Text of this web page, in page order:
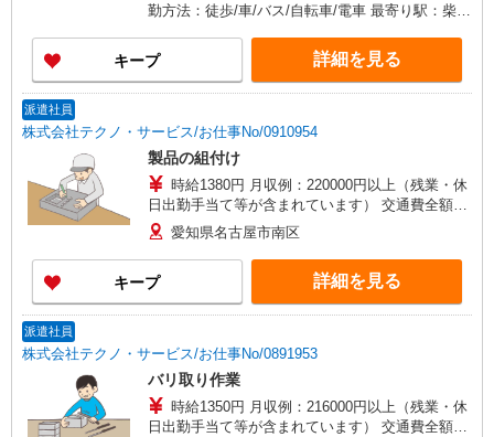
勤方法：徒歩/車/バス/自転車/電車 最寄り駅：柴田
利用OK
キープ 詳細を見る
派遣社員
株式会社テクノ・サービス/お仕事No/0910954
製品の組付け
時給1380円 月収例：220000円以上（残業・休
日出勤手当て等が含まれています） 交通費全額支
給 愛知県名古屋市南区
キープ 詳細を見る
派遣社員
株式会社テクノ・サービス/お仕事No/0891953
バリ取り作業
時給1350円 月収例：216000円以上（残業・休
日出勤手当て等が含まれています） 交通費全額支